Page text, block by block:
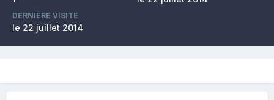
DERNIÈRE VISITE
le 22 juillet 2014